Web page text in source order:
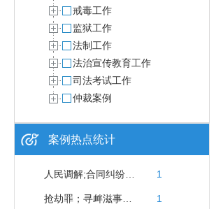
戒毒工作
监狱工作
法制工作
法治宣传教育工作
司法考试工作
仲裁案例
案例热点统计
1
1